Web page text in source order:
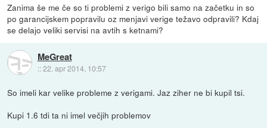
Zanima še me če so ti problemi z verigo bili samo na začetku in so
po garancijskem popravilu oz menjavi verige težavo odpravili? Kdaj
se delajo veliki servisi na avtih s ketnami?
MeGreat
::22. apr 2014, 10:57
So imeli kar velike probleme z verigami. Jaz ziher ne bi kupil tsi.
Kupi 1.6 tdi ta ni imel večjih problemov